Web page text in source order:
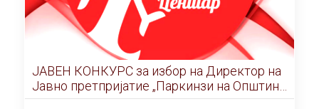
ЈАВЕН КОНКУРС за избор на Директор на
Јавно претпријатие „Паркинзи на Општина
Центар“ – Скопје